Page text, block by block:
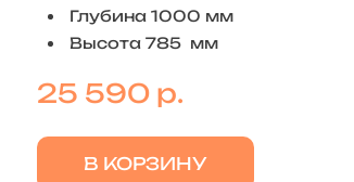
Глубина 1000 мм
Высота 785 мм
25 590 р.
В КОРЗИНУ